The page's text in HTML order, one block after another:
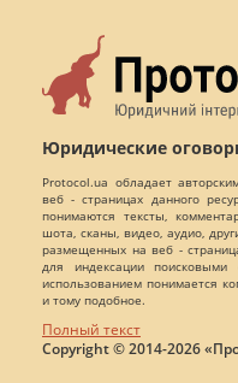
Юридические
Protocol.ua обладает
веб - страницах данного
понимаются тексты,
шота, сканы, видео, аудио,
размещенных на веб -
для индексации
использованием понимается
и тому подобное.
Полный текст
Copyright © 2014-2026